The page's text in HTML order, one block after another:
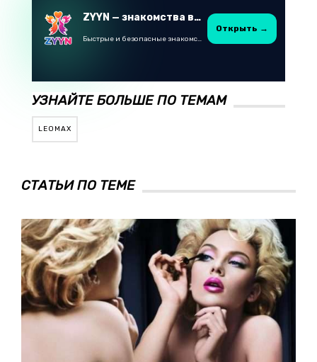
ZYYN — знакомства в Казахстане
Быстрые и безопасные знакомства в Telegram
Открыть →
УЗНАЙТЕ БОЛЬШЕ ПО ТЕМАМ
LEOMAX
СТАТЬИ ПО ТЕМЕ